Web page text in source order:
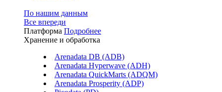
По нашим данным
Все впереди
Платформа Подробнее
Хранение и обработка
Arenadata DB (ADB)
Arenadata Hyperwave (ADH)
Arenadata QuickMarts (ADQM)
Arenadata Prosperity (ADP)